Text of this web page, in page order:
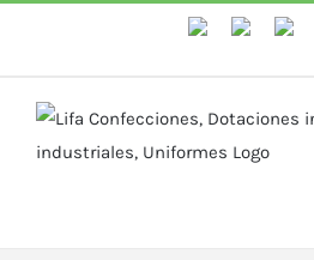
WhastAppFacebook